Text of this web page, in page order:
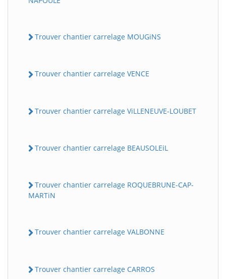
Trouver chantier carrelage MOUGiNS
Trouver chantier carrelage VENCE
Trouver chantier carrelage ViLLENEUVE-LOUBET
Trouver chantier carrelage BEAUSOLEiL
Trouver chantier carrelage ROQUEBRUNE-CAP-
MARTiN
Trouver chantier carrelage VALBONNE
Trouver chantier carrelage CARROS